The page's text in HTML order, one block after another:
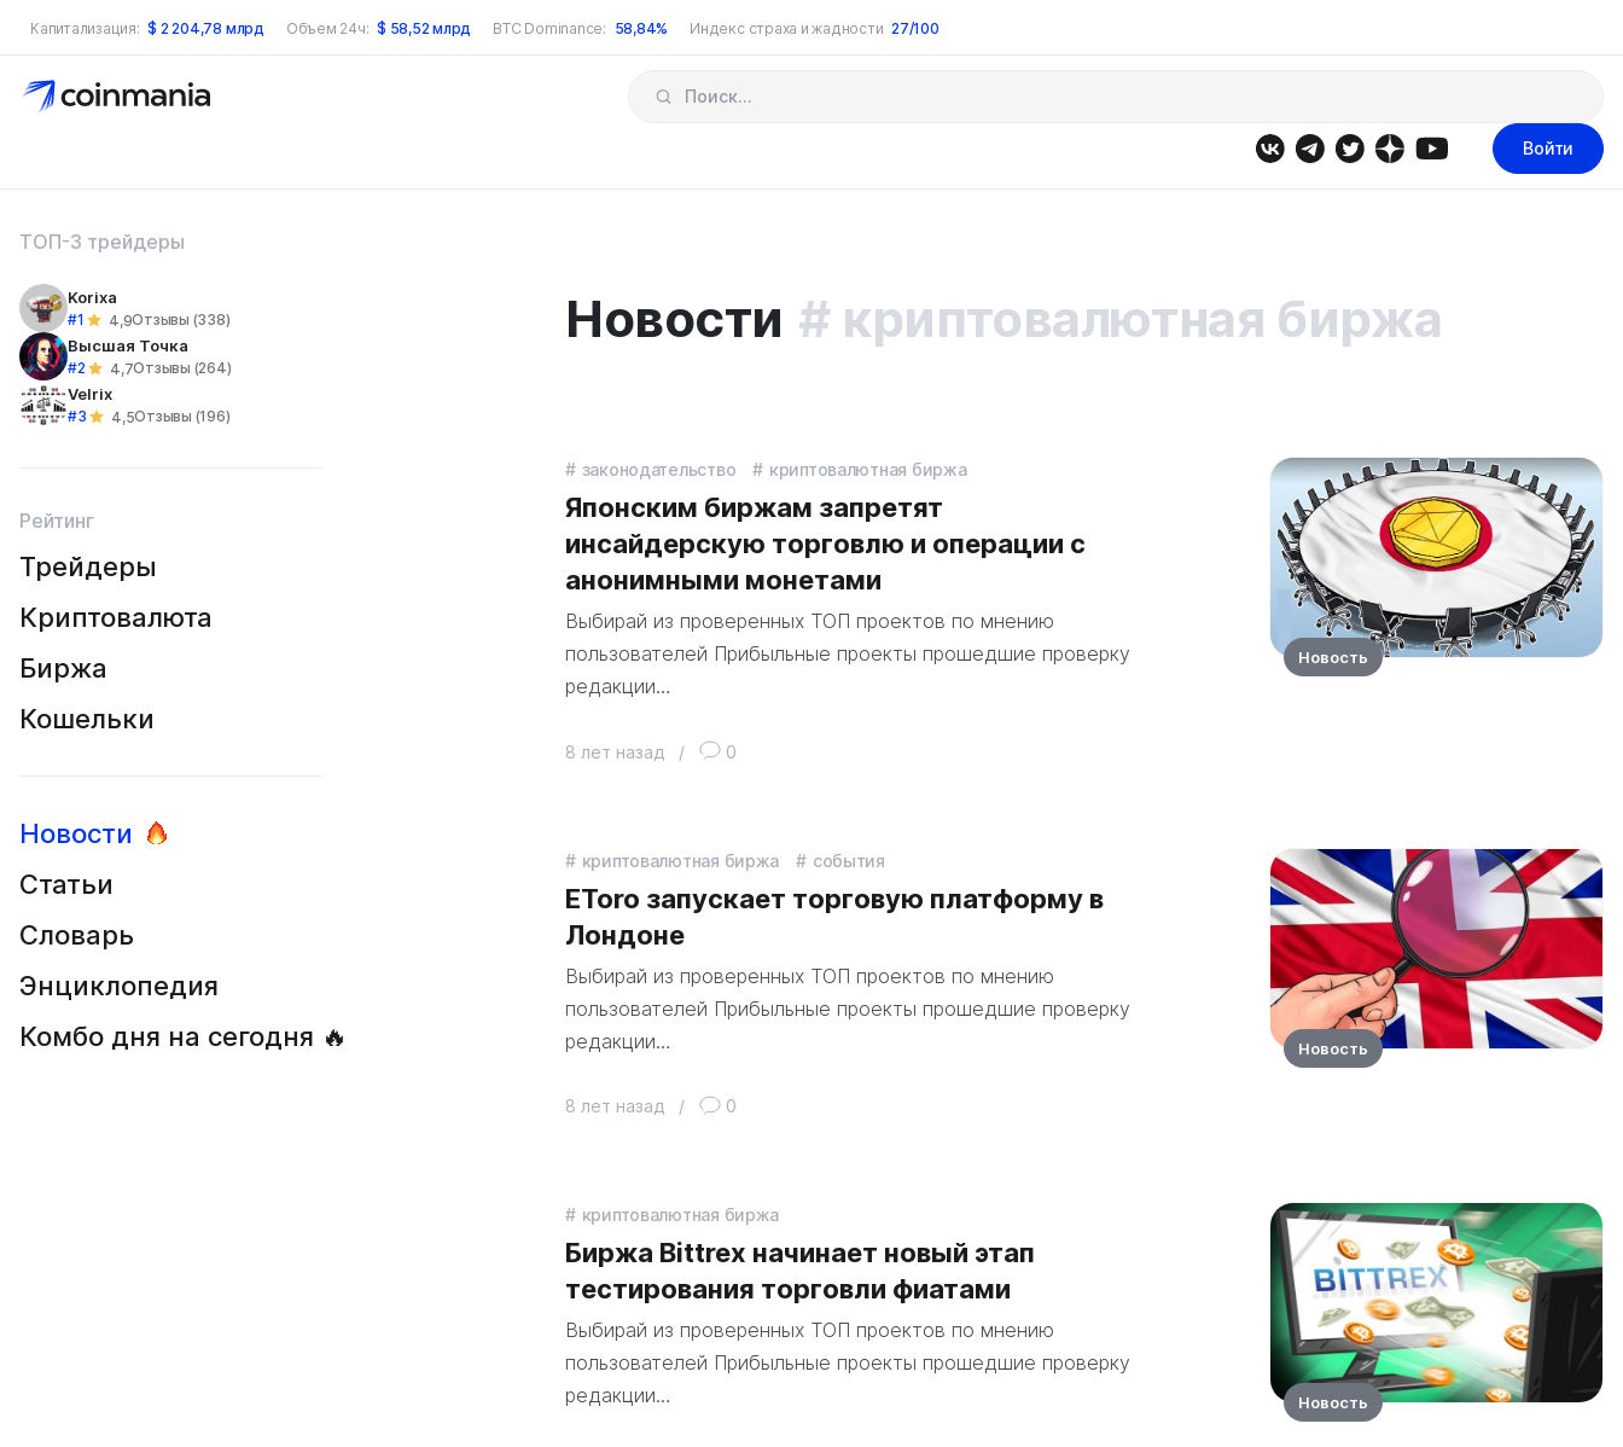
Капитализация: $ 2 204,78 млрд Объем 24ч: $ 58,52 млрд BTC Dominance: 58,84% Индекс страха и жадности 27/100
по сайту
Войти
ТОП-3 трейдеры
Korixa
#1 4,9Отзывы (338)
Высшая Точка
#2 4,7Отзывы (264)
Velrix
#3 4,5Отзывы (196)
Рейтинг
Трейдеры
Криптовалюта
Биржа
Кошельки
Новости
Статьи
Словарь
Энциклопедия
Комбо дня на сегодня 🔥
Новости криптовалютная биржа
законодательство криптовалютная биржа
Японским биржам запретят
инсайдерскую торговлю и операции с
анонимными монетами
Выбирай из проверенных ТОП проектов по мнению
пользователей Прибыльные проекты прошедшие проверку
редакции…
8 лет назад / 0
Новость
криптовалютная биржа события
EToro запускает торговую платформу в
Лондоне
Выбирай из проверенных ТОП проектов по мнению
пользователей Прибыльные проекты прошедшие проверку
редакции…
8 лет назад / 0
Новость
криптовалютная биржа
Биржа Bittrex начинает новый этап
тестирования торговли фиатами
Выбирай из проверенных ТОП проектов по мнению
пользователей Прибыльные проекты прошедшие проверку
редакции…
Новость